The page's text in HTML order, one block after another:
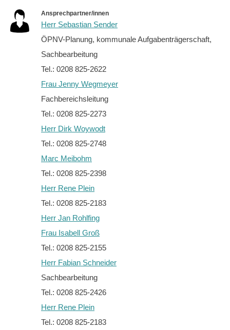
Ansprechpartner/innen
Herr Sebastian Sender
ÖPNV-Planung, kommunale Aufgabenträgerschaft,
Sachbearbeitung
Tel.: 0208 825-2622
Frau Jenny Wegmeyer
Fachbereichsleitung
Tel.: 0208 825-2273
Herr Dirk Woywodt
Tel.: 0208 825-2748
Marc Meibohm
Tel.: 0208 825-2398
Herr Rene Plein
Tel.: 0208 825-2183
Herr Jan Rohlfing
Frau Isabell Groß
Tel.: 0208 825-2155
Herr Fabian Schneider
Sachbearbeitung
Tel.: 0208 825-2426
Herr Rene Plein
Tel.: 0208 825-2183